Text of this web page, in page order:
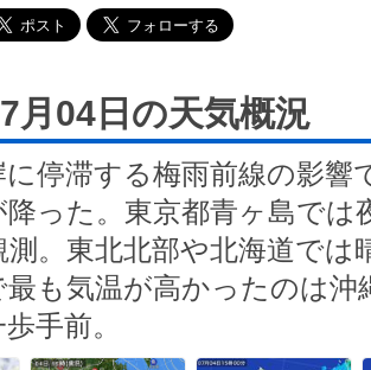
月04日の天気概況
に停滞する梅雨前線の影響
降った。東京都青ヶ島では
測。東北北部や北海道で
最も気温が高かったのは沖
手前。